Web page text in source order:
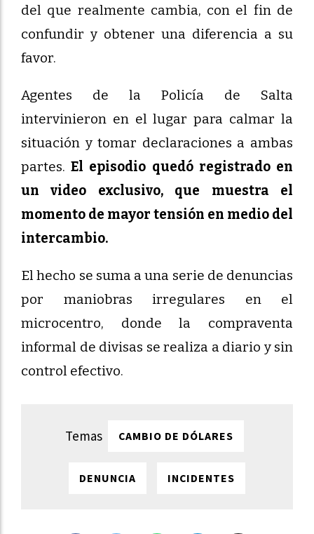
del que realmente cambia, con el fin de
confundir y obtener una diferencia a su
favor.
Agentes de la Policía de Salta
intervinieron en el lugar para calmar la
situación y tomar declaraciones a ambas
partes. El episodio quedó registrado en
un video exclusivo, que muestra el
momento de mayor tensión en medio del
intercambio.
El hecho se suma a una serie de denuncias
por maniobras irregulares en el
microcentro, donde la compraventa
informal de divisas se realiza a diario y sin
control efectivo.
CAMBIO DE DÓLARES
DENUNCIA INCIDENTES